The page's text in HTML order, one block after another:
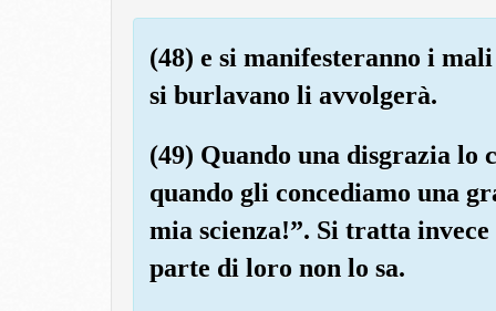
(48) e si manifesteranno i
si burlavano li avvolgerà.
(49) Quando una disgrazia lo
quando gli concediamo una
mia scienza!”. Si tratta
parte di loro non lo sa.